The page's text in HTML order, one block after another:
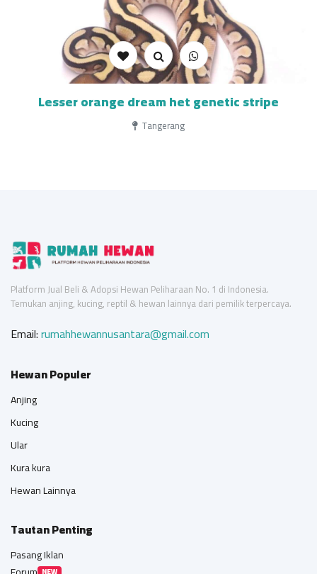
Lesser orange dream het genetic stripe
Tangerang
Platform Jual Beli & Adopsi Hewan Peliharaan No. 1 di Indonesia.
Temukan anjing, kucing, reptil & hewan lainnya dari pemilik terpercaya.
Email:rumahhewannusantara@gmail.com
Hewan Populer
Anjing
Kucing
Ular
Kura kura
Hewan Lainnya
Tautan Penting
Pasang Iklan